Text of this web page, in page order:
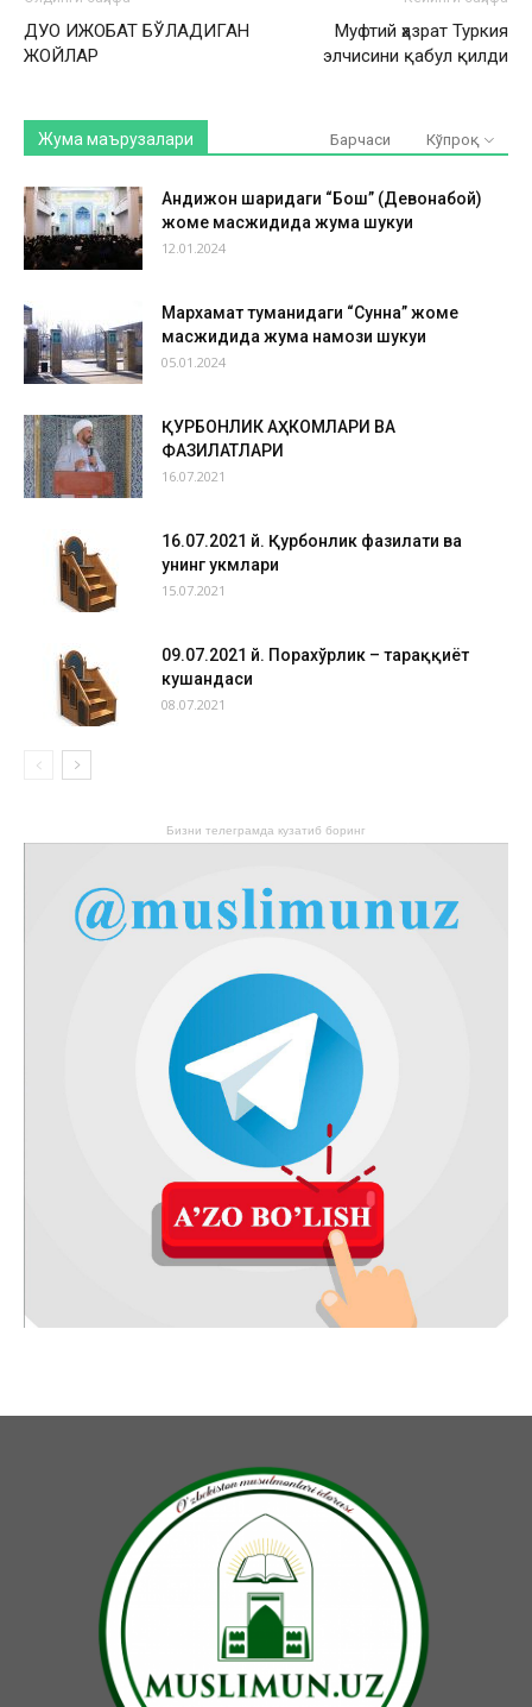
ДУО ИЖОБАТ БЎЛАДИГАН
ЖОЙЛАР
Муфтий ҳазрат Туркия
элчисини қабул қилди
Жума маърузалари Барчаси Кўпроқ
Андижон шаҳридаги “Бош” (Девонабой)
жоме масжидида жума шукуҳи
12.01.2024
Мархамат туманидаги “Сунна” жоме
масжидида жума намози шукуҳи
05.01.2024
ҚУРБОНЛИК АҲКОМЛАРИ ВА
ФАЗИЛАТЛАРИ
16.07.2021
16.07.2021 й. Қурбонлик фазилати ва
унинг ҳукмлари
15.07.2021
09.07.2021 й. Порахўрлик – тараққиёт
кушандаси
08.07.2021
Бизни телеграмда кузатиб боринг